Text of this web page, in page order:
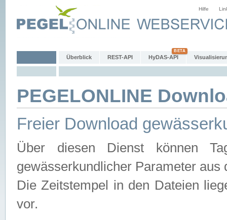
Hilfe
Überblick REST-API HyDAS-API
PEGELONLINE
Freier Download
Über diesen Dienst können
gewässerkundlicher Parameter aus
Die Zeitstempel in den Dateien
vor.